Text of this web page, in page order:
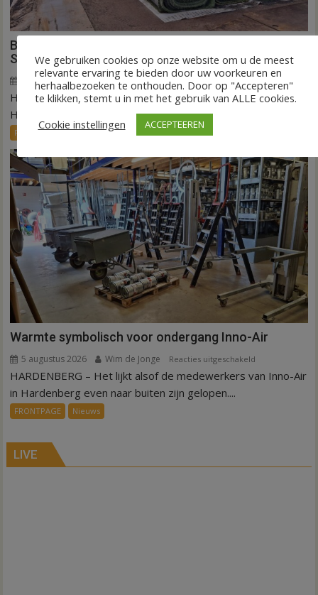
Binnen een dag is kunstgras weg in Hardenberg en
Sibculo
5 augustus 2026 Wim de Jonge Reacties uitgeschakeld
voor
Binnen
kunstgras
weg
in
Hardenberg
en
Sibculo
HARDENBERG/SIBCULO – Het gras is vandaag opgerold in
Hardenberg en Sibculo. In één dag tijd is...
FRONTPAGE Nieuws Sport
Warmte symbolisch voor ondergang Inno-Air
5 augustus 2026 Wim de Jonge Reacties uitgeschakeld
Warmte
HARDENBERG – Het lijkt alsof de medewerkers van Inno-Air
in Hardenberg even naar buiten zijn gelopen....
FRONTPAGE Nieuws
LIVE
We gebruiken cookies op onze website om u de meest
relevante ervaring te bieden door uw voorkeuren en
herhaalbezoeken te onthouden. Door op "Accepteren"
te klikken, stemt u in met het gebruik van ALLE cookies.
Cookie instellingen
ACCEPTEEREN